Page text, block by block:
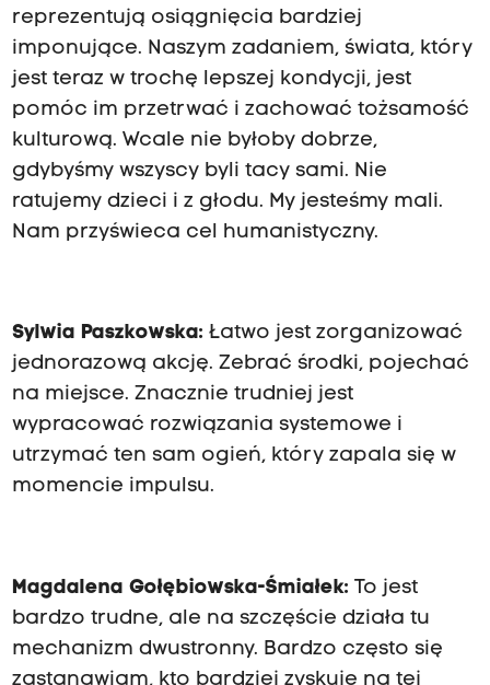
reprezentują osiągnięcia bardziej
imponujące. Naszym zadaniem, świata, który
jest teraz w trochę lepszej kondycji, jest
pomóc im przetrwać i zachować tożsamość
kulturową. Wcale nie byłoby dobrze,
gdybyśmy wszyscy byli tacy sami. Nie
ratujemy dzieci i z głodu. My jesteśmy mali.
Nam przyświeca cel humanistyczny.
Sylwia Paszkowska: Łatwo jest zorganizować
jednorazową akcję. Zebrać środki, pojechać
na miejsce. Znacznie trudniej jest
wypracować rozwiązania systemowe i
utrzymać ten sam ogień, który zapala się w
momencie impulsu.
Magdalena Gołębiowska-Śmiałek: To jest
bardzo trudne, ale na szczęście działa tu
mechanizm dwustronny. Bardzo często się
zastanawiam, kto bardziej zyskuje na tej